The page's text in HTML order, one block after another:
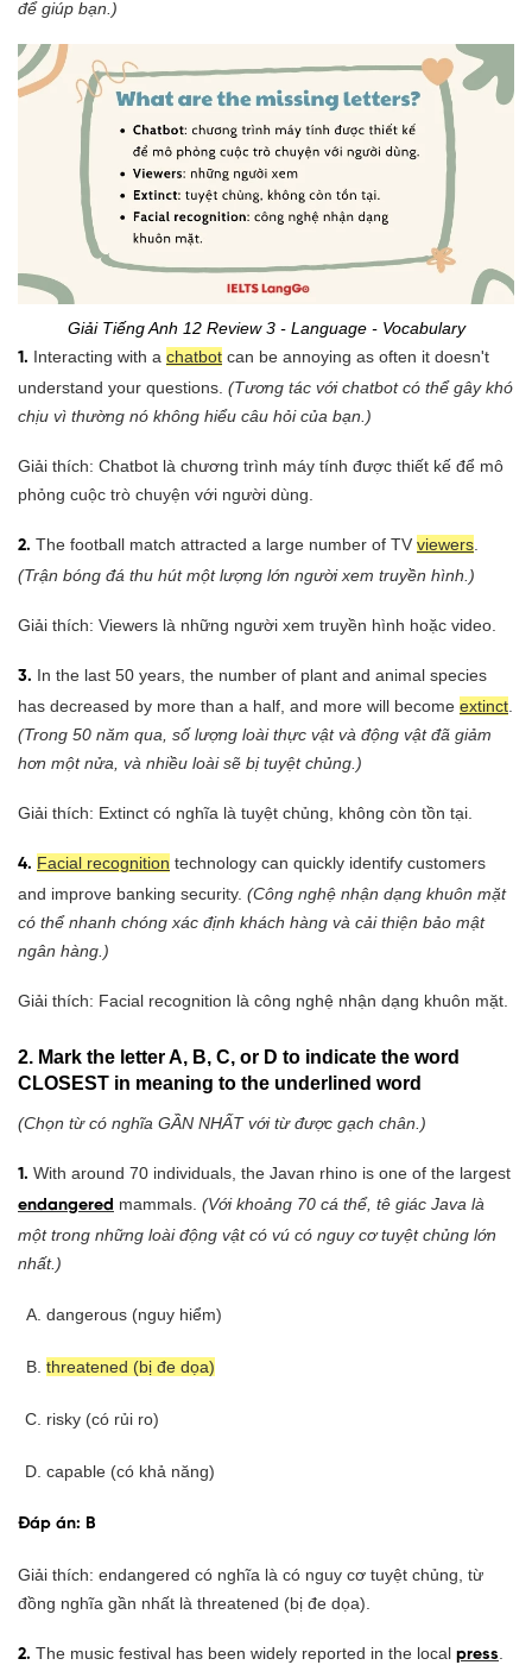
để giúp bạn.)
Giải Tiếng Anh 12 Review 3 - Language - Vocabulary
1. Interacting with a chatbot can be annoying as often it doesn't
understand your questions. (Tương tác với chatbot có thể gây khó
chịu vì thường nó không hiểu câu hỏi của bạn.)
Giải thích: Chatbot là chương trình máy tính được thiết kế để mô
phỏng cuộc trò chuyện với người dùng.
2. The football match attracted a large number of TV viewers
(Trận bóng đá thu hút một lượng lớn người xem truyền hình.)
Giải thích: Viewers là những người xem truyền hình hoặc video.
3. In the last 50 years, the number of plant and animal species
has decreased by more than a half, and more will become extinct
(Trong 50 năm qua, số lượng loài thực vật và động vật đã giảm
hơn một nửa, và nhiều loài sẽ bị tuyệt chủng.)
Giải thích: Extinct có nghĩa là tuyệt chủng, không còn tồn tại.
4. Facial recognition technology can quickly identify customers
and improve banking security. (Công nghệ nhận dạng khuôn mặt
có thể nhanh chóng xác định khách hàng và cải thiện bảo mật
ngân hàng.)
Giải thích: Facial recognition là công nghệ nhận dạng khuôn mặt.
2. Mark the letter A, B, C, or D to indicate the word
CLOSEST in meaning to the underlined word
(Chọn từ có nghĩa GẦN NHẤT với từ được gạch chân.)
1. With around 70 individuals, the Javan rhino is one of the largest
endangered mammals. (Với khoảng 70 cá thể, tê giác Java là
một trong những loài động vật có vú có nguy cơ tuyệt chủng lớn
nhất.)
dangerous (nguy hiểm)
threatened (bị đe dọa)
risky (có rủi ro)
capable (có khả năng)
Đáp án: B
Giải thích: endangered có nghĩa là có nguy cơ tuyệt chủng, từ
đồng nghĩa gần nhất là threatened (bị đe dọa).
2. The music festival has been widely reported in the local press